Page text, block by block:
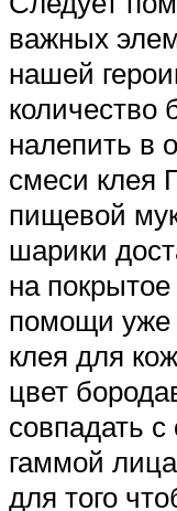
важных
нашей
количество
налепить в
смеси клея
пищевой
шарики
на
помощи уже
клея для
цвет
совпадать
гаммой
для того